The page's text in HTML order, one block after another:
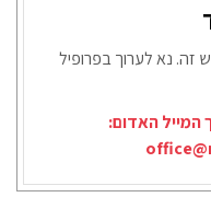
זה. נא לערוך בפרופיל
המייל האדום: